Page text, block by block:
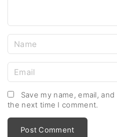
a
m
*
m
a
i
l
Save my name, email,
the next time I comment.